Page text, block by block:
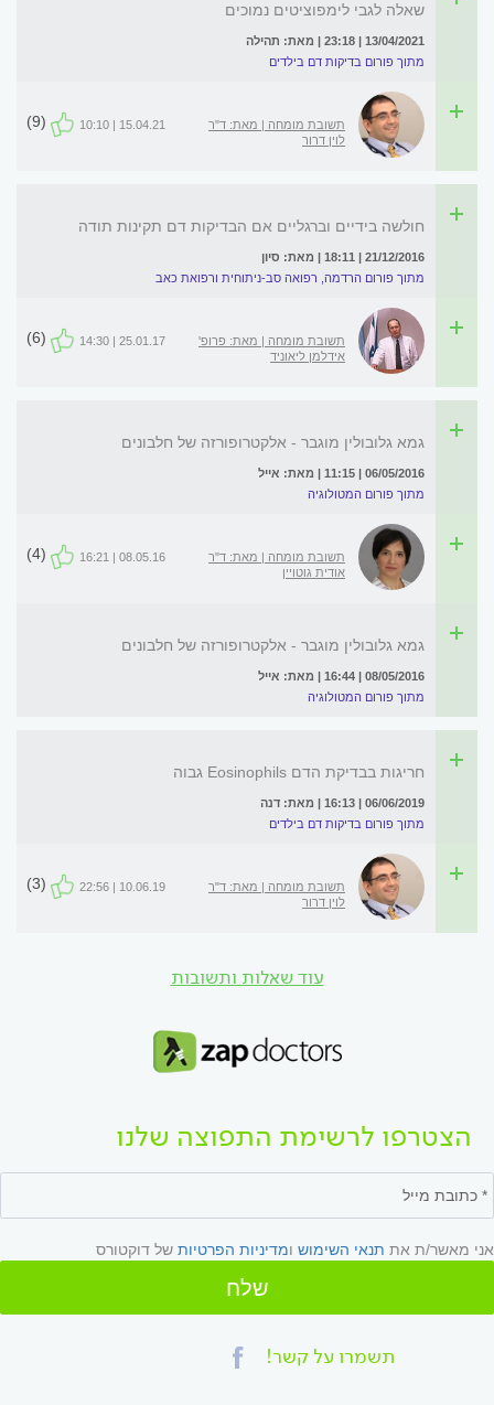
שאלה לגבי לימפוציטים נמוכים
13/04/2021 | 23:18 | מאת: תהילה
מתוך פורום בדיקות דם בילדים
תשובת מומחה | מאת: ד"ר
לוין דרור
15.04.21 | 10:10
(9)
חולשה בידיים וברגליים אם הבדיקות דם תקינות תודה
21/12/2016 | 18:11 | מאת: סיון
מתוך פורום הרדמה, רפואה סב-ניתוחית ורפואת כאב
תשובת מומחה | מאת: פרופ'
אידלמן ליאוניד
25.01.17 | 14:30
(6)
גמא גלובולין מוגבר - אלקטרופורזה של חלבונים
06/05/2016 | 11:15 | מאת: אייל
מתוך פורום המטולוגיה
תשובת מומחה | מאת: ד"ר
אודית גוטויין
08.05.16 | 16:21
(4)
גמא גלובולין מוגבר - אלקטרופורזה של חלבונים
08/05/2016 | 16:44 | מאת: אייל
מתוך פורום המטולוגיה
חריגות בבדיקת הדם Eosinophils גבוה
06/06/2019 | 16:13 | מאת: דנה
מתוך פורום בדיקות דם בילדים
תשובת מומחה | מאת: ד"ר
לוין דרור
10.06.19 | 22:56
(3)
עוד שאלות ותשובות
הצטרפו לרשימת התפוצה שלנו
אני מאשר/ת את תנאי השימוש ומדיניות הפרטיות של דוקטורס
שלח
תשמרו על קשר!